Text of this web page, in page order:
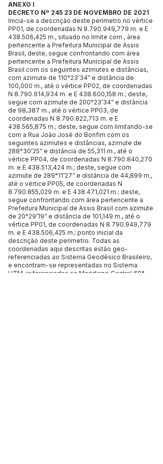
ANEXO I
DECRETO Nº 245 23 DE NOVEMBRO DE 2021
Inicia-se a descrição deste perímetro no vértice
PP01, de coordenadas N 8.790.949,779 m. e E
438.506,425 m., situado no limite com , área
pertencente a Prefeitura Municipal de Assis
Brasil, deste, segue confrontando com área
pertencente a Prefeitura Municipal de Assis
Brasil com os seguintes azimutes e distâncias,
com azimute de 110°23’34” e distância de
100,000 m., até o vértice PP02, de coordenadas
N 8.790.914,934 m. e E 438.600,158 m.; deste,
segue com azimute de 200°23’34” e distância
de 98,387 m., até o vértice PP03, de
coordenadas N 8.790.822,713 m. e E
438.565,875 m.; deste, segue com limitando-se
com a Rua João José do Bonfim com os
seguintes azimutes e distâncias, azimute de
288°30’25” e distância de 55,311 m., até o
vértice PP04, de coordenadas N 8.790.840,270
m. e E 438.513,424 m.; deste, segue com
azimute de 289°11’27” e distância de 44,899 m.,
até o vértice PP05, de coordenadas N
8.790.855,029 m. e E 438.471,021 m.; deste,
segue confrontando com área pertencente a
Prefeitura Municipal de Assis Brasil com azimute
de 20°29’19” e distância de 101,149 m., até o
vértice PP01, de coordenadas N 8.790.949,779
m. e E 438.506,425 m.; ponto inicial da
descrição deste perímetro. Todas as
coordenadas aqui descritas estão geo-
referenciadas ao Sistema Geodésico Brasileiro,
e encontram-se representadas no Sistema
UTM, referenciadas ao Meridiano Central 69°